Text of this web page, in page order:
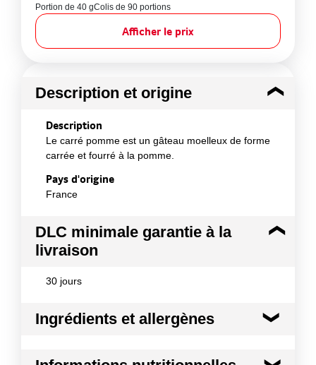
Portion de 40 gColis de 90 portions
Afficher le prix
Description et origine
Description
Le carré pomme est un gâteau moelleux de forme
carrée et fourré à la pomme.
Pays d'origine
France
DLC minimale garantie à la
livraison
30 jours
Ingrédients et allergènes